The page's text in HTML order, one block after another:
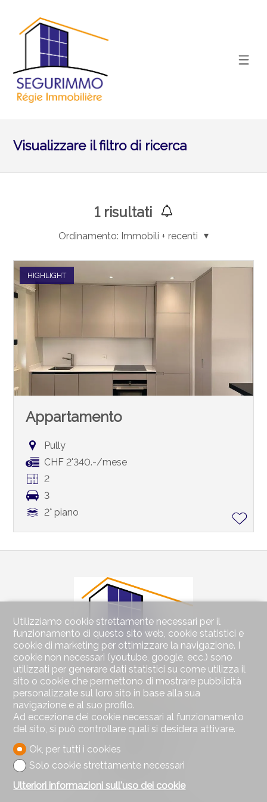
Visualizzare il filtro di ricerca
1risultati
Ordinamento: Immobili + recenti
HIGHLIGHT
Appartamento
Pully
CHF 2'340.-/mese
2
3
2° piano
Contattaci
Segurimmo Régie Immobilière SA
Avenue de Béthusy 60
Casella postale 1012
Tel.021/311.53.23
info@segurimmo.ch
Utilizziamo cookie strettamente necessari per il
funzionamento di questo sito web, cookie statistici e
cookie di marketing per ottimizzare la navigazione. I
cookie non necessari (youtube, google, ecc.) sono
utilizzati per generare dati statistici su come utilizza il
sito o cookie che permettono di mostrare pubblicità
personalizzate sul loro sito in base alla sua
navigazione e al suo profilo.
Ad eccezione dei cookie necessari al funzionamento
del sito, si può controllare quali si desidera attivare.
Ok, per tutti i cookies
Solo cookie strettamente necessari
Ulteriori informazioni sull'uso dei cookie